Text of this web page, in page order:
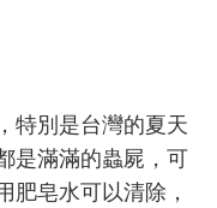
特別是台灣的夏天
是滿滿的蟲屍，可
肥皂水可以清除，